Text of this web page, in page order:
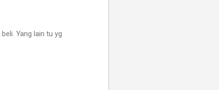
Yang lain tu yg